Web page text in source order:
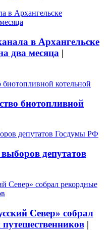
в Архангельске
два месяца |
биотопливной
депутатов
Север» собрал
|